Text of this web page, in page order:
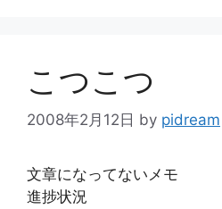
こつこつ
2008年2月12日 by pidream
文章になってないメモ
進捗状況